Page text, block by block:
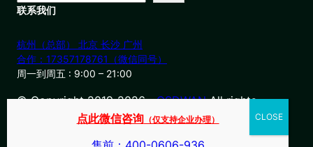
联系我们
杭州（总部） 北京 长沙 广州
合作：17357178761（微信同号）
周一到周五 : 9:00 – 21:00
© Copyright 2019-2026・OSDWANAll rights
点此微信咨询 （仅支持企业办理）